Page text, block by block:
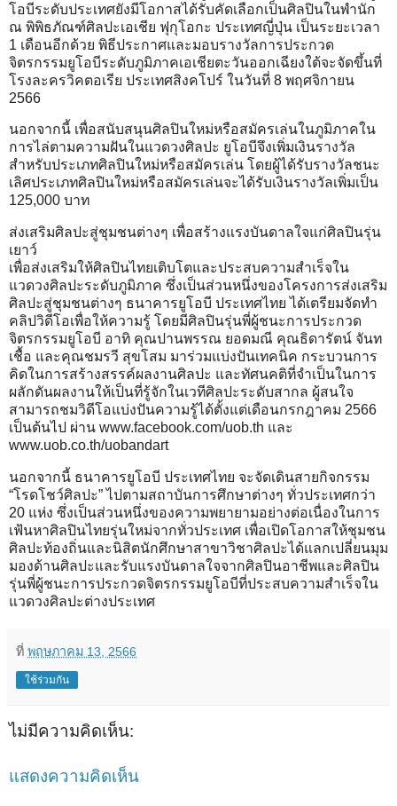
โอบีระดับประเทศยังมีโอกาสได้รับคัดเลือกเป็นศิลปินในพำนัก
ณ พิพิธภัณฑ์ศิลปะเอเชีย ฟุกุโอกะ ประเทศญี่ปุ่น เป็นระยะเวลา
1 เดือนอีกด้วย พิธีประกาศและมอบรางวัลการประกวด
จิตรกรรมยูโอบีระดับภูมิภาคเอเชียตะวันออกเฉียงใต้จะจัดขึ้นที่
โรงละครวิคตอเรีย ประเทศสิงคโปร์ ในวันที่ 8 พฤศจิกายน
2566
นอกจากนี้ เพื่อสนับสนุนศิลปินใหม่หรือสมัครเล่นในภูมิภาคใน
การไล่ตามความฝันในแวดวงศิลปะ ยูโอบีจึงเพิ่มเงินรางวัล
สำหรับประเภทศิลปินใหม่หรือสมัครเล่น โดยผู้ได้รับรางวัลชนะ
เลิศประเภทศิลปินใหม่หรือสมัครเล่นจะได้รับเงินรางวัลเพิ่มเป็น
125,000 บาท
ส่งเสริมศิลปะสู่ชุมชนต่างๆ เพื่อสร้างแรงบันดาลใจแก่ศิลปินรุ่น
เยาว์
เพื่อส่งเสริมให้ศิลปินไทยเติบโตและประสบความสำเร็จใน
แวดวงศิลปะระดับภูมิภาค ซึ่งเป็นส่วนหนึ่งของโครงการส่งเสริม
ศิลปะสู่ชุมชนต่างๆ ธนาคารยูโอบี ประเทศไทย ได้เตรียมจัดทำ
คลิปวิดีโอเพื่อให้ความรู้ โดยมีศิลปินรุ่นพี่ผู้ชนะการประกวด
จิตรกรรมยูโอบี อาทิ คุณปานพรรณ ยอดมณี คุณธิดารัตน์ จันท
เชื้อ และคุณชมรวี สุขโสม มาร่วมแบ่งปันเทคนิค กระบวนการ
คิดในการสร้างสรรค์ผลงานศิลปะ และทัศนคติที่จำเป็นในการ
ผลักดันผลงานให้เป็นที่รู้จักในเวทีศิลปะระดับสากล ผู้สนใจ
สามารถชมวิดีโอแบ่งปันความรู้ได้ตั้งแต่เดือนกรกฎาคม 2566
เป็นต้นไป ผ่าน www.facebook.com/uob.th และ
www.uob.co.th/uobandart
นอกจากนี้ ธนาคารยูโอบี ประเทศไทย จะจัดเดินสายกิจกรรม
“โรดโชว์ศิลปะ” ไปตามสถาบันการศึกษาต่างๆ ทั่วประเทศกว่า
20 แห่ง ซึ่งเป็นส่วนหนึ่งของความพยายามอย่างต่อเนื่องในการ
เฟ้นหาศิลปินไทยรุ่นใหม่จากทั่วประเทศ เพื่อเปิดโอกาสให้ชุมชน
ศิลปะท้องถิ่นและนิสิตนักศึกษาสาขาวิชาศิลปะได้แลกเปลี่ยนมุม
มองด้านศิลปะและรับแรงบันดาลใจจากศิลปินอาชีพและศิลปิน
รุ่นพี่ผู้ชนะการประกวดจิตรกรรมยูโอบีที่ประสบความสำเร็จใน
แวดวงศิลปะต่างประเทศ
ที่ พฤษภาคม 13, 2566
ใช้ร่วมกัน
ไม่มีความคิดเห็น:
แสดงความคิดเห็น